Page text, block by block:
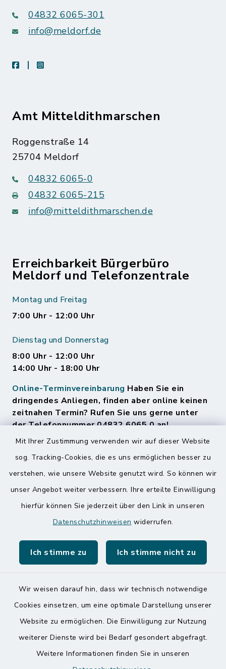
Mit Ihrer Zustimmung verwenden wir auf dieser Website
sog. Tracking-Cookies, die es uns ermöglichen besser zu
verstehen, wie unsere Website genutzt wird. So können wir
unser Angebot weiter verbessern. Ihre erteilte Einwilligung
hierfür können Sie jederzeit über den Link in unseren
Datenschutzhinweisen widerrufen.
Ich stimme zu Ich stimme nicht zu
Wir weisen darauf hin, dass wir technisch notwendige
Cookies einsetzen, um eine optimale Darstellung unserer
Website zu ermöglichen. Die Einwilligung zur Nutzung
weiterer Dienste wird bei Bedarf gesondert abgefragt.
Weitere Informationen finden Sie in unseren
04832 6065-301
info@meldorf.de
facebookinstagram
Amt Mitteldithmarschen
Roggenstraße 14
25704 Meldorf
04832 6065-0
04832 6065-215
info@mitteldithmarschen.de
Erreichbarkeit Bürgerbüro
Meldorf und Telefonzentrale
Montag und Freitag
7:00 Uhr - 12:00 Uhr
Dienstag und Donnerstag
8:00 Uhr - 12:00 Uhr
14:00 Uhr - 18:00 Uhr
Online-Terminvereinbarung Haben Sie ein
dringendes Anliegen, finden aber online keinen
zeitnahen Termin? Rufen Sie uns gerne unter
der Telefonnummer 04832 6065 0 an!
Quicklinks
Amt Mitteldithmarschen
Speicherkoog Meldorfer Koog
Kontakt
Datenschutz